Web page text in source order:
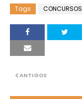
Tags CONCURSOS
ANTIGOS